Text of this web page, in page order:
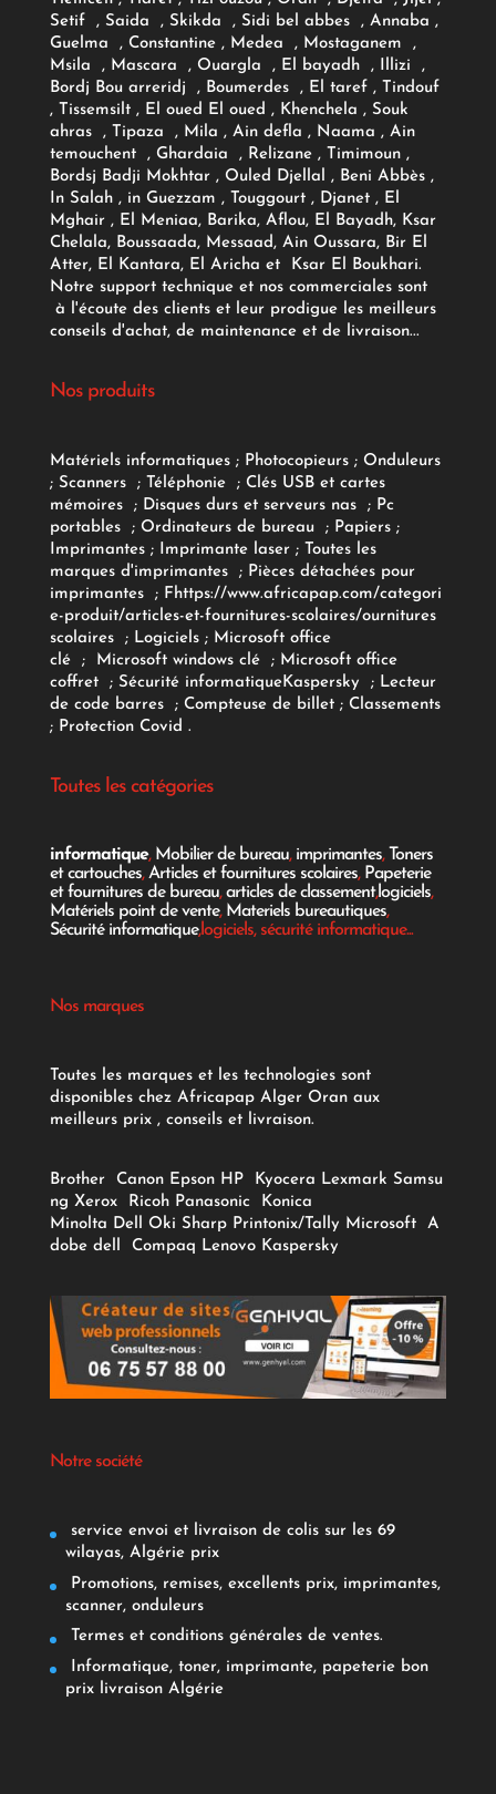
Setif , Saida , Skikda , Sidi bel abbes , Annaba ,
Guelma , Constantine , Medea , Mostaganem ,
Msila , Mascara , Ouargla , El bayadh , Illizi ,
Bordj Bou arreridj , Boumerdes , El taref , Tindouf
, Tissemsilt , El oued El oued , Khenchela , Souk
ahras , Tipaza , Mila , Ain defla , Naama , Ain
temouchent , Ghardaia , Relizane , Timimoun ,
Bordsj Badji Mokhtar , Ouled Djellal , Beni Abbès ,
In Salah , in Guezzam , Touggourt , Djanet , El
Mghair , El Meniaa, Barika, Aflou, El Bayadh, Ksar
Chelala, Boussaada, Messaad, Ain Oussara, Bir El
Atter, El Kantara, El Aricha et Ksar El Boukhari.
Notre support technique et nos commerciales sont
à l'écoute des clients et leur prodigue les meilleurs
conseils d'achat, de maintenance et de livraison...
Nos produits
Matériels informatiques; Photocopieurs; Onduleurs
; Scanners ; Téléphonie ; Clés USB et cartes
mémoires
; Disques durs et serveurs nas ; Pc
portables
; Ordinateurs de bureau ; Papiers;
Imprimantes;Imprimante laser; Toutes les
marques d'imprimantes
; Pièces détachées pour
imprimantes
; Fhttps://www.africapap.com/categori
e-produit/articles-et-fournitures-scolaires/ournitures
scolaires; Logiciels ; Microsoft office
clé
; Microsoft windows clé; Microsoft office
coffret ; Sécurité informatiqueKaspersky ; Lecteur
de code barres
; Compteuse de billet; Classements
; Protection Covid .
Toutes les catégories
informatique, Mobilier de bureau, imprimantes, Toners
et cartouches,Articles et fournitures scolaires, Papeterie
et fournitures de bureau,articles de classement,logiciels,
Matériels point de vente, Materiels bureautiques,
Sécurité informatique,logiciels, sécurité informatique...
Nos marques
Toutes les marques et les technologies sont
disponibles chez Africapap Alger Oran aux
meilleurs prix , conseils et livraison.
Brother Canon Epson HP Kyocera Lexmark Samsu
ng Xerox Ricoh Panasonic
Konica
Minolta Dell Oki Sharp Printonix/Tally Microsoft
A
dobe dell Compaq Lenovo Kaspersky
Notre société
service envoi et livraison de colis sur les 69
wilayas, Algérie prix
Promotions, remises, excellents prix, imprimantes,
scanner, onduleurs
Termes et conditions générales de ventes.
Informatique, toner, imprimante, papeterie bon
prix livraison Algérie